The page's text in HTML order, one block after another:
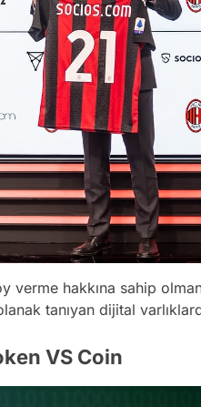
verme hakkına sahip
tanıyan dijital
VS Coin